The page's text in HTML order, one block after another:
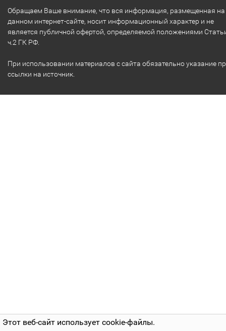
Этот веб-сайт использует cookie-файлы.
Обращаем Ваше внимание, что вся информация, размещенная на
данном интернет-сайте, носит информационный характер и не
является публичной офертой, определяемой положениями
ч.2 ГК РФ.
При использовании материалов с сайта обязательно указание
ссылки на источник.